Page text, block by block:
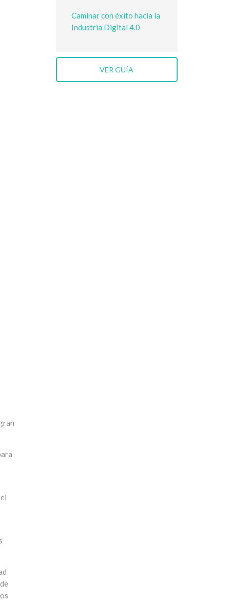
Caminar con éxito hacia la
Industria Digital 4.0
VER GUÍA